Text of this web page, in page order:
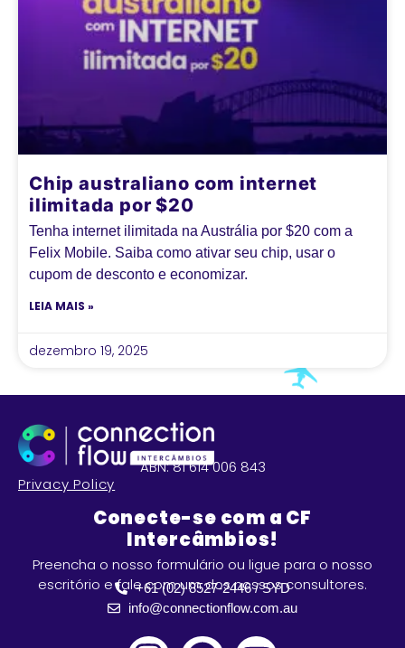
Chip australiano com internet
ilimitada por $20
Tenha internet ilimitada na Austrália por $20 com a
Felix Mobile. Saiba como ativar seu chip, usar o
cupom de desconto e economizar.
LEIA MAIS »
dezembro 19, 2025
ABN: 81 614 006 843
Privacy Policy
Conecte-se com a CF
Intercâmbios!
Preencha o nosso formulário ou ligue para o nosso
escritório e fale com um dos nossos consultores.
+61 (02) 8527-2446 / SYD
info@connectionflow.com.au